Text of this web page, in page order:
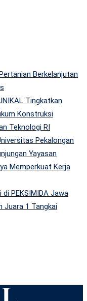
Berkelanjutan
Tingkatkan
Konstruksi
Teknologi RI
Pekalongan
Yayasan
Memperkuat Kerja
PEKSIMIDA Jawa
Juara 1 Tangkai